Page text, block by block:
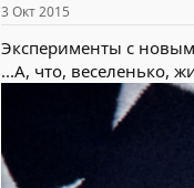
3 Окт 2015
Эксперименты с
...А, что, веселенько,